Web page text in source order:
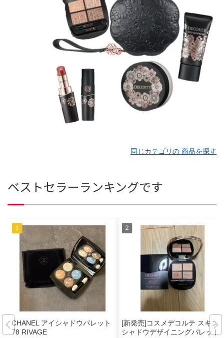
同じカテゴリの 商品を探す
ベストセラーランキングです
CHANEL アイシャドウパレット
78 RIVAGE
[新発売]コスメデコルテ スキン
シャドウデザイニングパレット0